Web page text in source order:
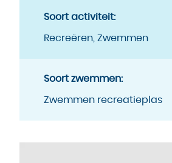
Soort activiteit:
Recreëren, Zwemmen
Soort zwemmen:
Zwemmen recreatieplas